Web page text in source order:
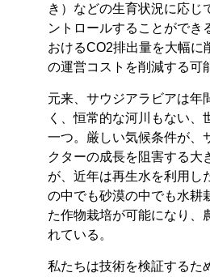
き）などの生育状況に応じ
ントロールすることができ
おけるCO2排出量を大幅に
の運営コストを削減する可
元来、サウジアラビアは年
く、恒常的な河川もない、
一つ。厳しい気候条件が、
クターの成長を阻害する大
が、近年は再生水を利用し
の中でも砂漠の中でも水耕
た作物栽培が可能になり、
れている。
私たちは技術を検証するた